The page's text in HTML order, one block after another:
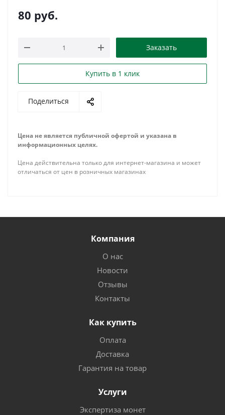
80 руб.
Заказать
Купить в 1 клик
Поделиться
Цена не является публичной офертой и указана в
информационных целях.
Цена действительна только для интернет-магазина и может
отличаться от цен в розничных магазинах
Компания
О нас
Новости
Отзывы
Контакты
Как купить
Оплата
Доставка
Гарантия на товар
Услуги
Экспертиза монет